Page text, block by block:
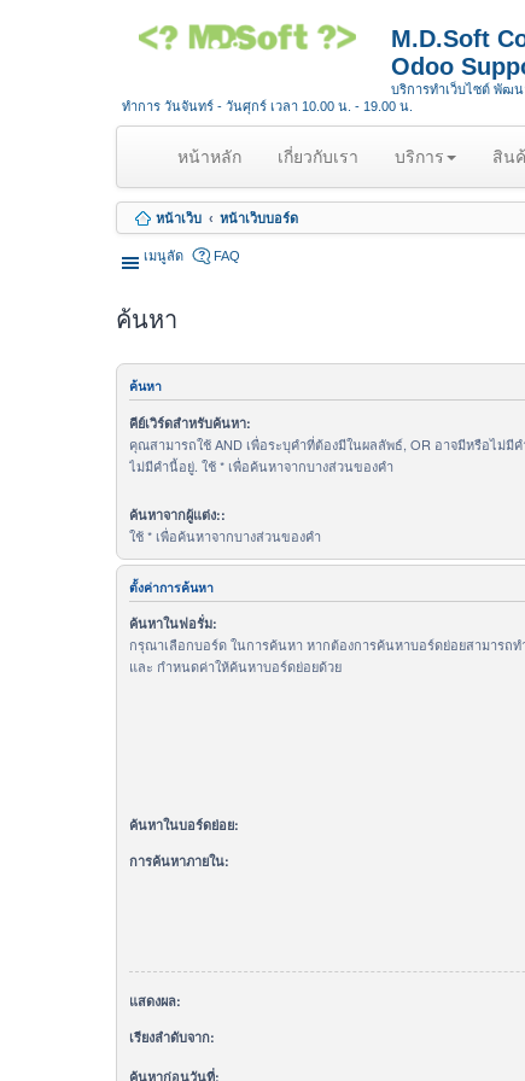
M.D.Soft
Odoo
บริการทำเว็บไซต์ พัฒน
ทำการ วันจันทร์ - วันศุกร์ เวลา 10.00 น. - 19.00 น.
หน้าหลัก(
u
r
เกี่ยวกับเรา บริการ สิน
หน้าเว็บ หน้าเว็บบอร์ด
เมนูลัด FAQ
ค้นหา
ค้นหา
คีย์เวิร์ดสำหรับค้นหา:
คุณสามารถใช้ AND เพื่อระบุคำที่ต้องมีในผลลัพธ์, OR อาจมีหรือไม่มี
ไม่มีคำนี้อยู่. ใช้ * เพื่อค้นหาจากบางส่วนของคำ
ค้นหาจากผู้แต่ง::
ใช้ * เพื่อค้นหาจากบางส่วนของคำ
ตั้งค่าการค้นหา
ค้นหาในฟอรั่ม:
กรุณาเลือกบอร์ด ในการค้นหา หากต้องการค้นหาบอร์ดย่อยสามารถ
และ กำหนดค่าให้ค้นหาบอร์ดย่อยด้วย
ค้นหาในบอร์ดย่อย:
การค้นหาภายใน:
แสดงผล:
เรียงลำดับจาก:
ค้นหาก่อนวันที่: